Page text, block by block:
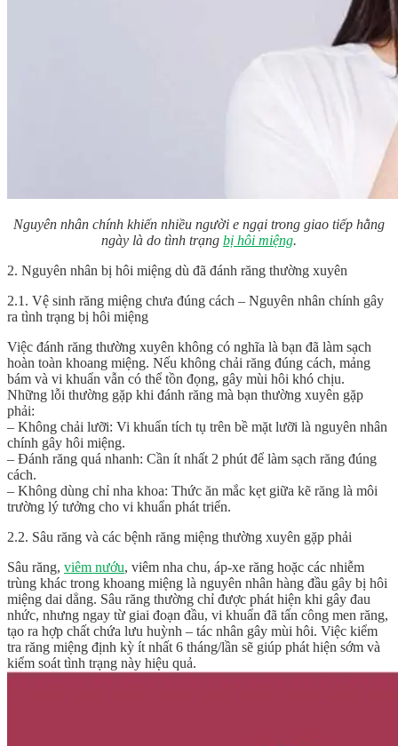
Nguyên nhân chính khiến nhiều người e ngại trong giao tiếp hằng
ngày là do tình trạng bị hôi miệng.
2. Nguyên nhân bị hôi miệng dù đã đánh răng thường xuyên
2.1. Vệ sinh răng miệng chưa đúng cách – Nguyên nhân chính gây
ra tình trạng bị hôi miệng
Việc đánh răng thường xuyên không có nghĩa là bạn đã làm sạch
hoàn toàn khoang miệng. Nếu không chải răng đúng cách, mảng
bám và vi khuẩn vẫn có thể tồn đọng, gây mùi hôi khó chịu.
Những lỗi thường gặp khi đánh răng mà bạn thường xuyên gặp
phải:
– Không chải lưỡi: Vi khuẩn tích tụ trên bề mặt lưỡi là nguyên nhân
chính gây hôi miệng.
– Đánh răng quá nhanh: Cần ít nhất 2 phút để làm sạch răng đúng
cách.
– Không dùng chỉ nha khoa: Thức ăn mắc kẹt giữa kẽ răng là môi
trường lý tưởng cho vi khuẩn phát triển.
2.2. Sâu răng và các bệnh răng miệng thường xuyên gặp phải
Sâu răng, viêm nướu, viêm nha chu, áp-xe răng hoặc các nhiễm
trùng khác trong khoang miệng là nguyên nhân hàng đầu gây bị hôi
miệng dai dẳng. Sâu răng thường chỉ được phát hiện khi gây đau
nhức, nhưng ngay từ giai đoạn đầu, vi khuẩn đã tấn công men răng,
tạo ra hợp chất chứa lưu huỳnh – tác nhân gây mùi hôi. Việc kiểm
tra răng miệng định kỳ ít nhất 6 tháng/lần sẽ giúp phát hiện sớm và
kiểm soát tình trạng này hiệu quả.